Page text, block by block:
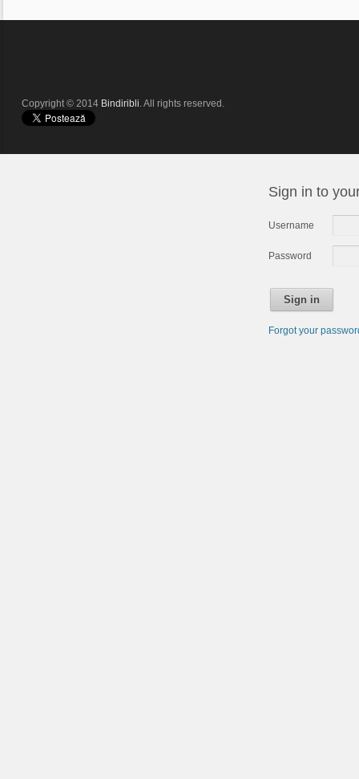
Copyright © 2014 Bindiribli. All rights reserved.
Sign in to
Username
Password
Sign in
Forgot your